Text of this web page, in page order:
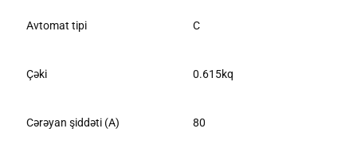
Avtomat tipi C
Çəki 0.615kq
Cərəyan şiddəti (A) 80